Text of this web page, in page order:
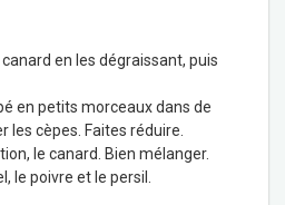
en les dégraissant, puis
en petits morceaux dans de
les cèpes. Faites réduire.
le canard. Bien mélanger.
le poivre et le persil.